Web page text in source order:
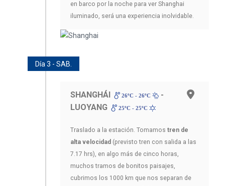
en barco por la noche para ver Shanghai
iluminado, será una experiencia inolvidable.
Día 3 - SAB.
SHANGHÁI 26ºC - 26ºC
-
LUOYANG
25ºC - 25ºC
Traslado a la estación. Tomamos tren de
alta velocidad (previsto tren con salida a las
7.17 hrs), en algo más de cinco horas,
muchos tramos de bonitos paisajes,
cubrimos los 1000 km que nos separan de